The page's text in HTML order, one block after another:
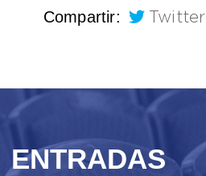
Compartir: Twitter
ENTRADAS